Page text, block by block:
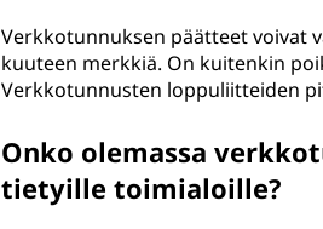
Verkkotunnuksen päätteet voivat
kuuteen merkkiä. On kuitenkin
Verkkotunnusten loppuliitteiden
Onko olemassa
tietyille toimialoille?